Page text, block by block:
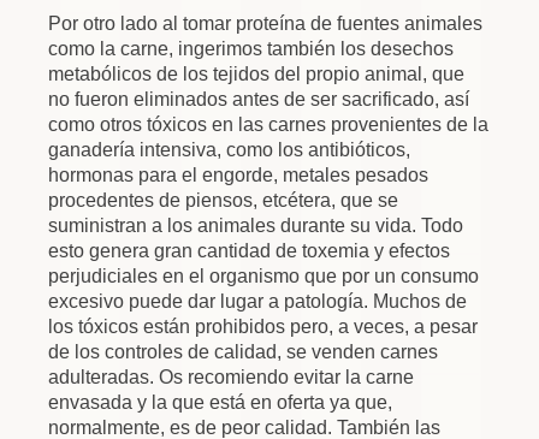
Por otro lado al tomar proteína de fuentes animales
como la carne, ingerimos también los desechos
metabólicos de los tejidos del propio animal, que
no fueron eliminados antes de ser sacrificado, así
como otros tóxicos en las carnes provenientes de la
ganadería intensiva, como los antibióticos,
hormonas para el engorde, metales pesados
procedentes de piensos, etcétera, que se
suministran a los animales durante su vida. Todo
esto genera gran cantidad de toxemia y efectos
perjudiciales en el organismo que por un consumo
excesivo puede dar lugar a patología. Muchos de
los tóxicos están prohibidos pero, a veces, a pesar
de los controles de calidad, se venden carnes
adulteradas. Os recomiendo evitar la carne
envasada y la que está en oferta ya que,
normalmente, es de peor calidad. También las